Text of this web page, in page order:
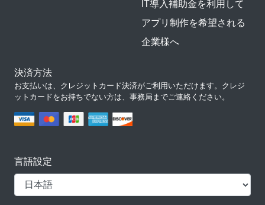
IT導入補助金を利用して
アプリ制作を希望される
企業様へ
決済方法
お支払いは、クレジットカード決済がご利用いただけます。クレジ
ットカードをお持ちでない方は、事務局までご連絡ください。
言語設定